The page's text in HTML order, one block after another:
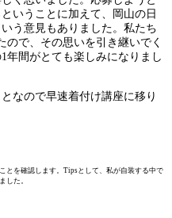
いうことに加えて、岡山の日
う意見もありました。私たち
ので、その思いを引き継いでく
年間がとても楽しみになりまし
なので早速着付け講座に移り
とを確認します。Tipsとして、私が自装する中で
した。